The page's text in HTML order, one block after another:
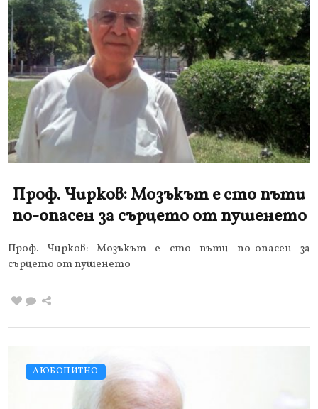
Проф. Чирков: Мозъкът е сто пъти
по-опасен за сърцето от пушенето
Проф. Чирков: Мозъкът е сто пъти по-опасен за
сърцето от пушенето
ЛЮБОПИТНО